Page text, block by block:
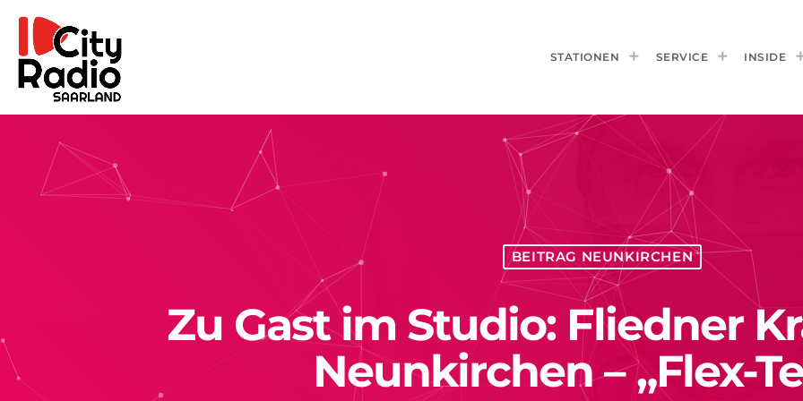
STATIONEN SERVICE INSIDE
BEITRAG NEUNKIRCHEN
Zu Gast im Studio: Fliedner
Neunkirchen – „Flex-